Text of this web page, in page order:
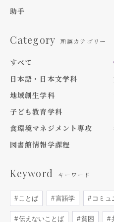
助手
Category 所属カテゴリー
すべて
日本語・日本文学科
地域創生学科
子ども教育学科
食環境マネジメント専攻
図書館情報学課程
Keyword キーワード
ことば 言語学 コミュ
伝えないことば 貧困